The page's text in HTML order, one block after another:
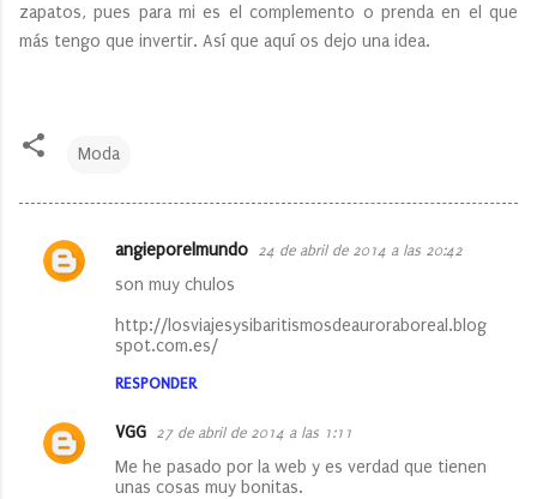
zapatos, pues para mi es el complemento o prenda en el que
más tengo que invertir. Así que aquí os dejo una idea.
Moda
C
t
a
angieporelmundo 24 de abril de 2014 a las 20:42
son muy chulos
http://losviajesysibaritismosdeauroraboreal.blog
spot.com.es/
RESPONDER
VGG 27 de abril de 2014 a las 1:11
Me he pasado por la web y es verdad que tienen
unas cosas muy bonitas.